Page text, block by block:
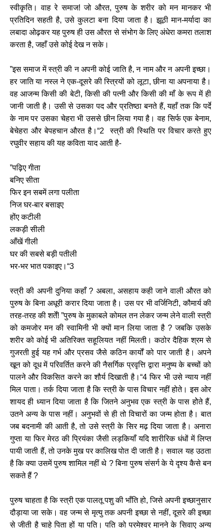
स्वीकृति। वाह रे समाज! जो औरत, पुरुष के शरीर को मन मानकर भी
प्रतिदिन सहती है, उसे कुलटा बना दिया जाता है। झूठी मान-मर्यादा का
लबादा ओढ़कर यह पुरुष ही उस औरत से संभोग के लिए अंधेरा कमरा तलाश
करता है, जहाँ उसे कोई देख न सके।
”इस समाज में स्त्री की न अपनी कोई जाति है, न नाम और न अपनी इच्छा।
हर जाति या नस्ल ने एक-दूसरे की स्त्रियों को लूटा, छीना या अपनाया है।
वह आजन्म किसी की बेटी, किसी की पत्नी और किसी की माँ के रूप में ही
जानी जाती है। उसी से उसका पद और प्रतिष्ठा बनते हैं, यहाँ तक कि पर्दे
के नाम पर उसका चेहरा भी उससे छीन लिया गया है। वह सिर्फ एक बेनाम,
बेचेहरा और बेपहचान औरत है।“2 स्त्री की स्थिति पर विचार करते हुए
रघुवीर सहाय की यह कविता याद आती है-
”पढ़िए गीता
बनिए सीता
फिर इन सबमें लगा पलीता
निज घर-बार बसाइए
होंए कटीली
लकड़ी सीली
आँखें गीली
घर की सबसे बड़ी पतीली
भर-भर भात पकाइए।“3
स्त्री की अपनी दुनिया कहाँ ? अबला, असहाय कही जाने वाली औरत को
पुरुष के बिना अधूरी करार दिया जाता है। उस पर भी वर्जिनिटी, कौमार्य की
तरह-तरह की शर्तें! ”पुरुष के मुकाबले कोमल तन लेकर जन्म लेने वाली स्त्री
को कमजोर मन की स्वामिनी भी क्यों मान लिया जाता है ? जबकि उसके
शरीर को कोई भी अतिरिक्त सहूलियत नहीं मिलती। कठोर दैहिक श्रम से
गुजरती हुई यह गर्भ और प्रसव जैसे कठिन कार्यों को पार जाती है। अपने
खून को दूध में परिवर्तित करने की नैसर्गिक प्रवृत्ति द्वारा मनुष्य के बच्चों को
पालने और विकसित करने का शौर्य दिखाती है।“4 फिर भी उसे न्याय नहीं
मिल पाता। तर्क दिया जाता है कि स्त्री के पास विचार नहीं होते। इस ओर
शायद ही ध्यान दिया जाता है कि जितने अनुभव एक स्त्री के पास होेते हैं,
उतने अन्य के पास नहीं। अनुभवों से ही तो विचारों का जन्म होता है। बात
जब बदनामी की आती है, तो उसे स्त्री के सिर मढ़ दिया जाता है। अनारा
गुप्ता या फिर मेरठ की प्रियंका जैसी लड़कियाँ यदि शारीरिक धंधों में लिप्त
पायी जाती हैं, तो उनके मुख पर कालिख पोत दी जाती है। सवाल यह उठता
है कि क्या उसमें पुरुष शामिल नहीं थे ? बिना पुरुष संसर्ग के ये दृश्य कैसे बन
सकते हैं ?
पुरुष चाहता है कि स्त्री एक पालतू पशु की भाँति हो, जिसे अपनी इच्छानुसार
दौड़ाया जा सके। वह जन्म से मृत्यु तक अपनी इच्छा से नहीं, दूसरे की इच्छा
से जीती है चाहे पिता हों या पति। पति को परमेश्वर मानने के सिवाए अन्य